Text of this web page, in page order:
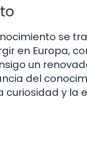
se
en Europa,
un
del
curiosidad y la